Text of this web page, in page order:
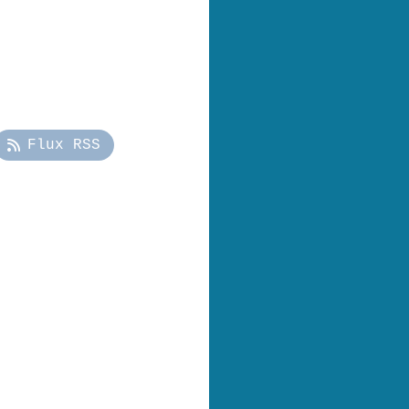
Flux RSS